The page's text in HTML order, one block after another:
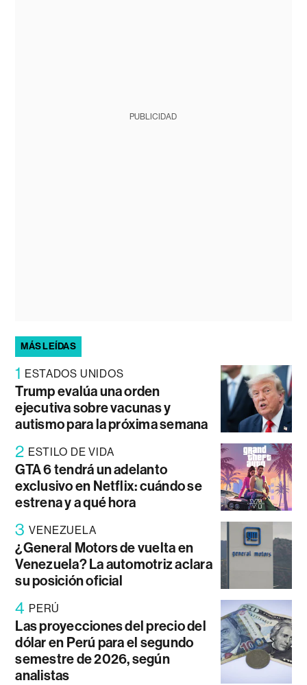
PUBLICIDAD
MÁS LEÍDAS
1 ESTADOS UNIDOS
Trump evalúa una orden
ejecutiva sobre vacunas y
autismo para la próxima semana
2 ESTILO DE VIDA
GTA 6 tendrá un adelanto
exclusivo en Netflix: cuándo se
estrena y a qué hora
3 VENEZUELA
¿General Motors de vuelta en
Venezuela? La automotriz aclara
su posición oficial
4 PERÚ
Las proyecciones del precio del
dólar en Perú para el segundo
semestre de 2026, según
analistas